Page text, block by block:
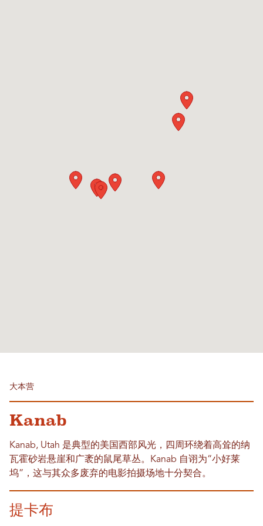
大本营
Kanab
Kanab, Utah 是典型的美国西部风光，四周环绕着高耸的纳
瓦霍砂岩悬崖和广袤的鼠尾草丛。Kanab 自诩为“小好莱
坞”，这与其众多废弃的电影拍摄场地十分契合。
提卡布